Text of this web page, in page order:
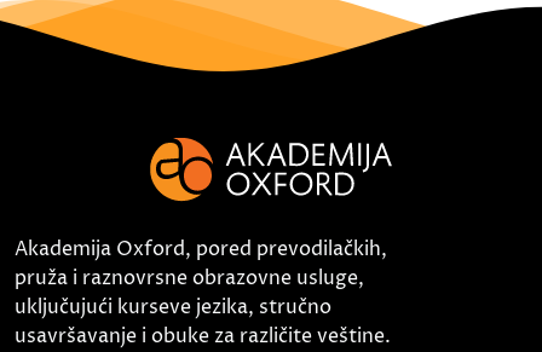
Akademija Oxford, pored prevodilačkih,
pruža i raznovrsne obrazovne usluge,
uključujući kurseve jezika, stručno
usavršavanje i obuke za različite veštine.